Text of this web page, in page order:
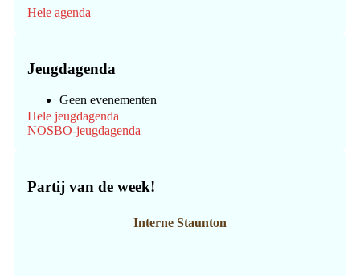
Hele agenda
Jeugdagenda
Geen evenementen
Hele jeugdagenda
NOSBO-jeugdagenda
Partij van de week!
Interne Staunton